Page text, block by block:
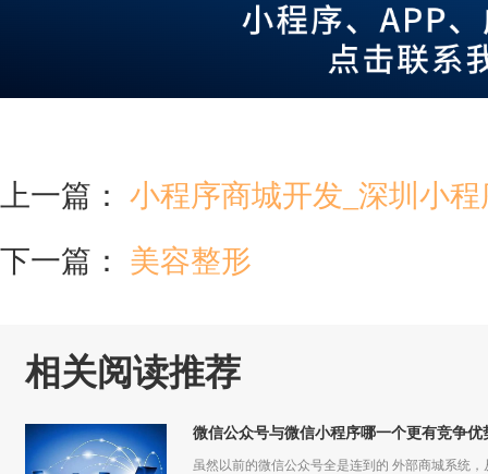
上一篇： 小程序商城开发_深圳小
下一篇： 美容整形
相关阅读推荐
微信公众号与微信小程序哪一个更有竞争优
虽然以前的微信公众号全是连到的 外部商城系统